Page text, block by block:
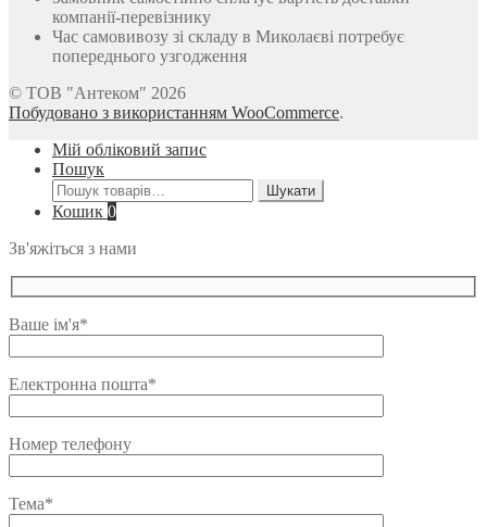
компанії-перевізнику
Час самовивозу зі складу в Миколаєві потребує
попереднього узгодження
© ТОВ "Антеком" 2026
Побудовано з використанням WooCommerce.
Мій обліковий запис
Пошук
Шукати:
Шукати
Кошик 0
Зв'яжіться з нами
Ваше ім'я*
Електронна пошта*
Номер телефону
Тема*